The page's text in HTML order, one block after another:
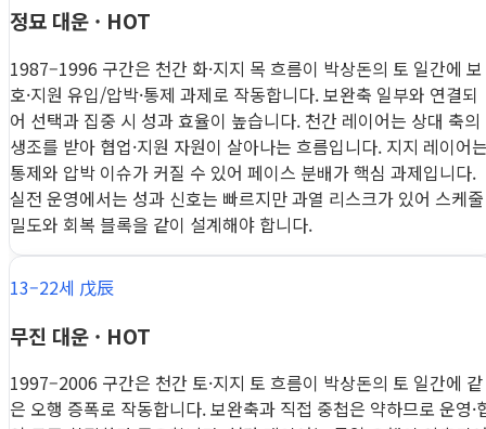
정묘 대운 · HOT
1987–1996 구간은 천간 화·지지 목 흐름이 박상돈의 토 일간에 보
호·지원 유입/압박·통제 과제로 작동합니다. 보완축 일부와 연결되
어 선택과 집중 시 성과 효율이 높습니다. 천간 레이어는 상대 축의
생조를 받아 협업·지원 자원이 살아나는 흐름입니다. 지지 레이어
통제와 압박 이슈가 커질 수 있어 페이스 분배가 핵심 과제입니다.
실전 운영에서는 성과 신호는 빠르지만 과열 리스크가 있어 스케줄
밀도와 회복 블록을 같이 설계해야 합니다.
13–22세 戊辰
무진 대운 · HOT
1997–2006 구간은 천간 토·지지 토 흐름이 박상돈의 토 일간에 같
은 오행 증폭로 작동합니다. 보완축과 직접 중첩은 약하므로 운영·